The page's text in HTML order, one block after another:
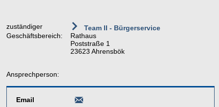
zuständiger
Geschäftsbereich:
Team II - Bürgerservice
Rathaus
Poststraße 1
23623 Ahrensbök
Ansprechperson:
Email